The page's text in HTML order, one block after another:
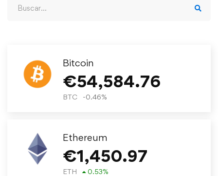
Bitcoin
€54,584.76
BTC -0.46%
Ethereum
€1,450.97
ETH 0.53%